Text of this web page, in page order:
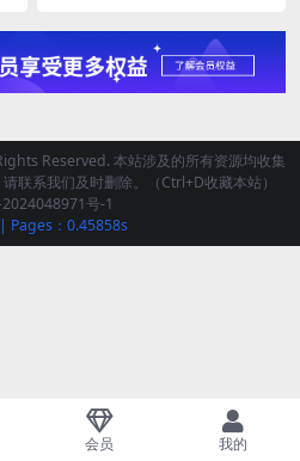
Reserved. 本站涉及的所有资源均收集
联系我们及时删除。（Ctrl+D收藏本站）
号-1
| Pages：0.45858s
会员 我的